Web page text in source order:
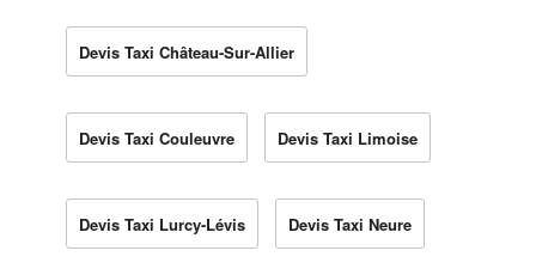
Devis Taxi Château-Sur-Allier
Devis Taxi Couleuvre Devis Taxi Limoise
Devis Taxi Lurcy-Lévis Devis Taxi Neure